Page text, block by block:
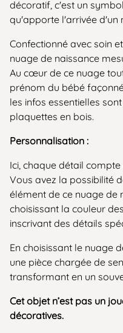
décoratif, c'est un
qu'apporte l'arrivée d'un
Confectionné avec soin
nuage de naissance
Au cœur de ce nuage
prénom du bébé
les infos essentielles
plaquettes en bois.
Personnalisation :
Ici, chaque détail
Vous avez la possibilité
élément de ce nuage de
choisissant la couleur
inscrivant des détails
En choisissant le nuage
une pièce chargée de
transformant en un
Cet objet n’est pas un
décoratives.